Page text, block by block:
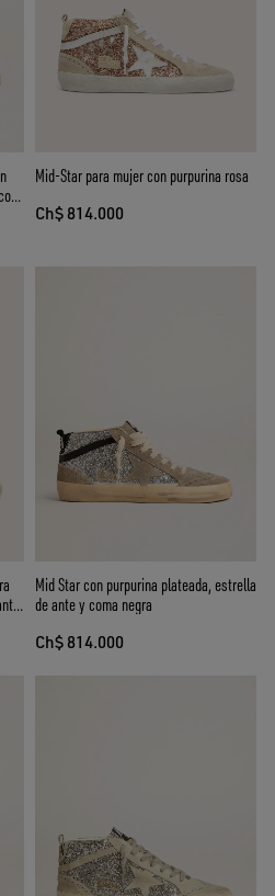
Mid-Star para mujer con purpurina rosa
Ch$ 814.000
Mid Star con purpurina plateada, estrella
de ante y coma negra
Ch$ 814.000